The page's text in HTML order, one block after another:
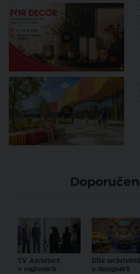
TV Architect
v regionech
Díla architektů
a designérů